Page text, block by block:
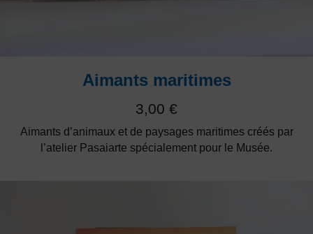
Aimants maritimes
3,00 €
Aimants d’animaux et de paysages maritimes créés par
l’atelier Pasaiarte spécialement pour le Musée.